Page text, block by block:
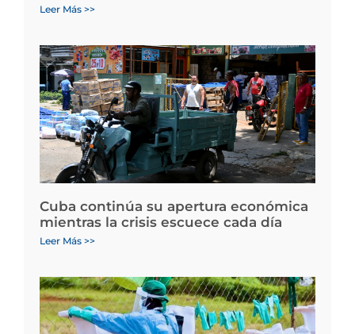
Leer Más >>
Cuba continúa su apertura económica
mientras la crisis escuece cada día
Leer Más >>